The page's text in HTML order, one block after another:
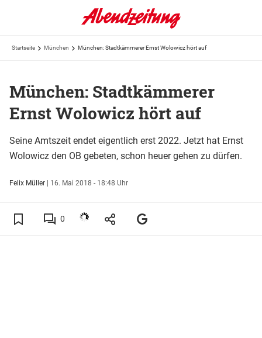
Startseite München München: Stadtkämmerer Ernst Wolowicz hört auf
München: Stadtkämmerer
Ernst Wolowicz hört auf
Seine Amtszeit endet eigentlich erst 2022. Jetzt hat Ernst
Wolowicz den OB gebeten, schon heuer gehen zu dürfen.
Felix Müller | 16. Mai 2018 - 18:48 Uhr
0